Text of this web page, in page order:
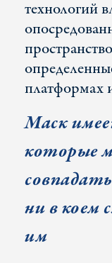
технологий
платформах
Маск
которые
ни в коем
им